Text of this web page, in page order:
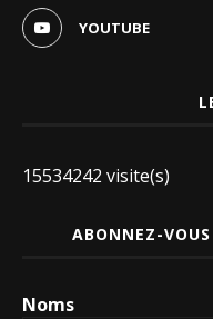
YOUTUBE
15534242 visite(s)
ABONNEZ-
Noms